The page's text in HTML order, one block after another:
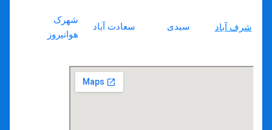
شرف آباد سیدی سعادت آباد
شهرک
هوانیروز